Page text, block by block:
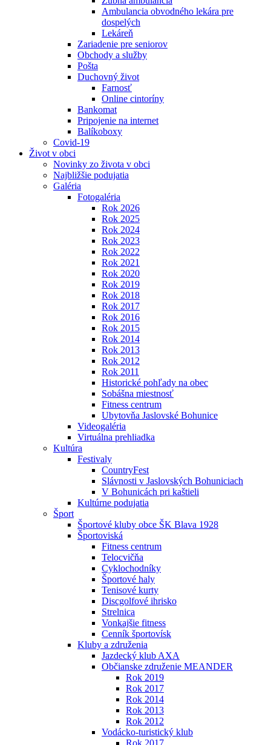
Ambulancia obvodného lekára pre
dospelých
Lekáreň
Zariadenie pre seniorov
Obchody a služby
Pošta
Duchovný život
Farnosť
Online cintoríny
Bankomat
Pripojenie na internet
Balíkoboxy
Covid-19
Život v obci
Novinky zo života v obci
Najbližšie podujatia
Galéria
Fotogaléria
Rok 2026
Rok 2025
Rok 2024
Rok 2023
Rok 2022
Rok 2021
Rok 2020
Rok 2019
Rok 2018
Rok 2017
Rok 2016
Rok 2015
Rok 2014
Rok 2013
Rok 2012
Rok 2011
Historické pohľady na obec
Sobášna miestnosť
Fitness centrum
Ubytovňa Jaslovské Bohunice
Videogaléria
Virtuálna prehliadka
Kultúra
Festivaly
CountryFest
Slávnosti v Jaslovských Bohuniciach
V Bohunicách pri kaštieli
Kultúrne podujatia
Šport
Športové kluby obce ŠK Blava 1928
Športoviská
Fitness centrum
Telocvičňa
Cyklochodníky
Športové haly
Tenisové kurty
Discgolfové ihrisko
Strelnica
Vonkajšie fitness
Cenník športovísk
Kluby a združenia
Jazdecký klub AXA
Občianske združenie MEANDER
Rok 2019
Rok 2017
Rok 2014
Rok 2013
Rok 2012
Vodácko-turistický klub
Rok 2017